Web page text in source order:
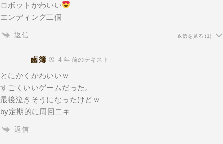
ロボットかわいい
エンディング二個
返信 返信を見る (1)
鹵簿 4 年 前のテキスト
とにかくかわいいｗ
すごくいいゲームだった。
最後泣きそうになったけどｗ
by定期的に周回二キ
返信